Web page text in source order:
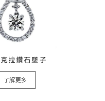
拉鑽石墜子
了解更多